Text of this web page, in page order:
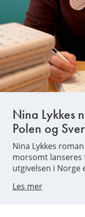
Nina Lykkes
Polen og
Nina Lykkes
morsomt lanseres
utgivelsen i
Les mer